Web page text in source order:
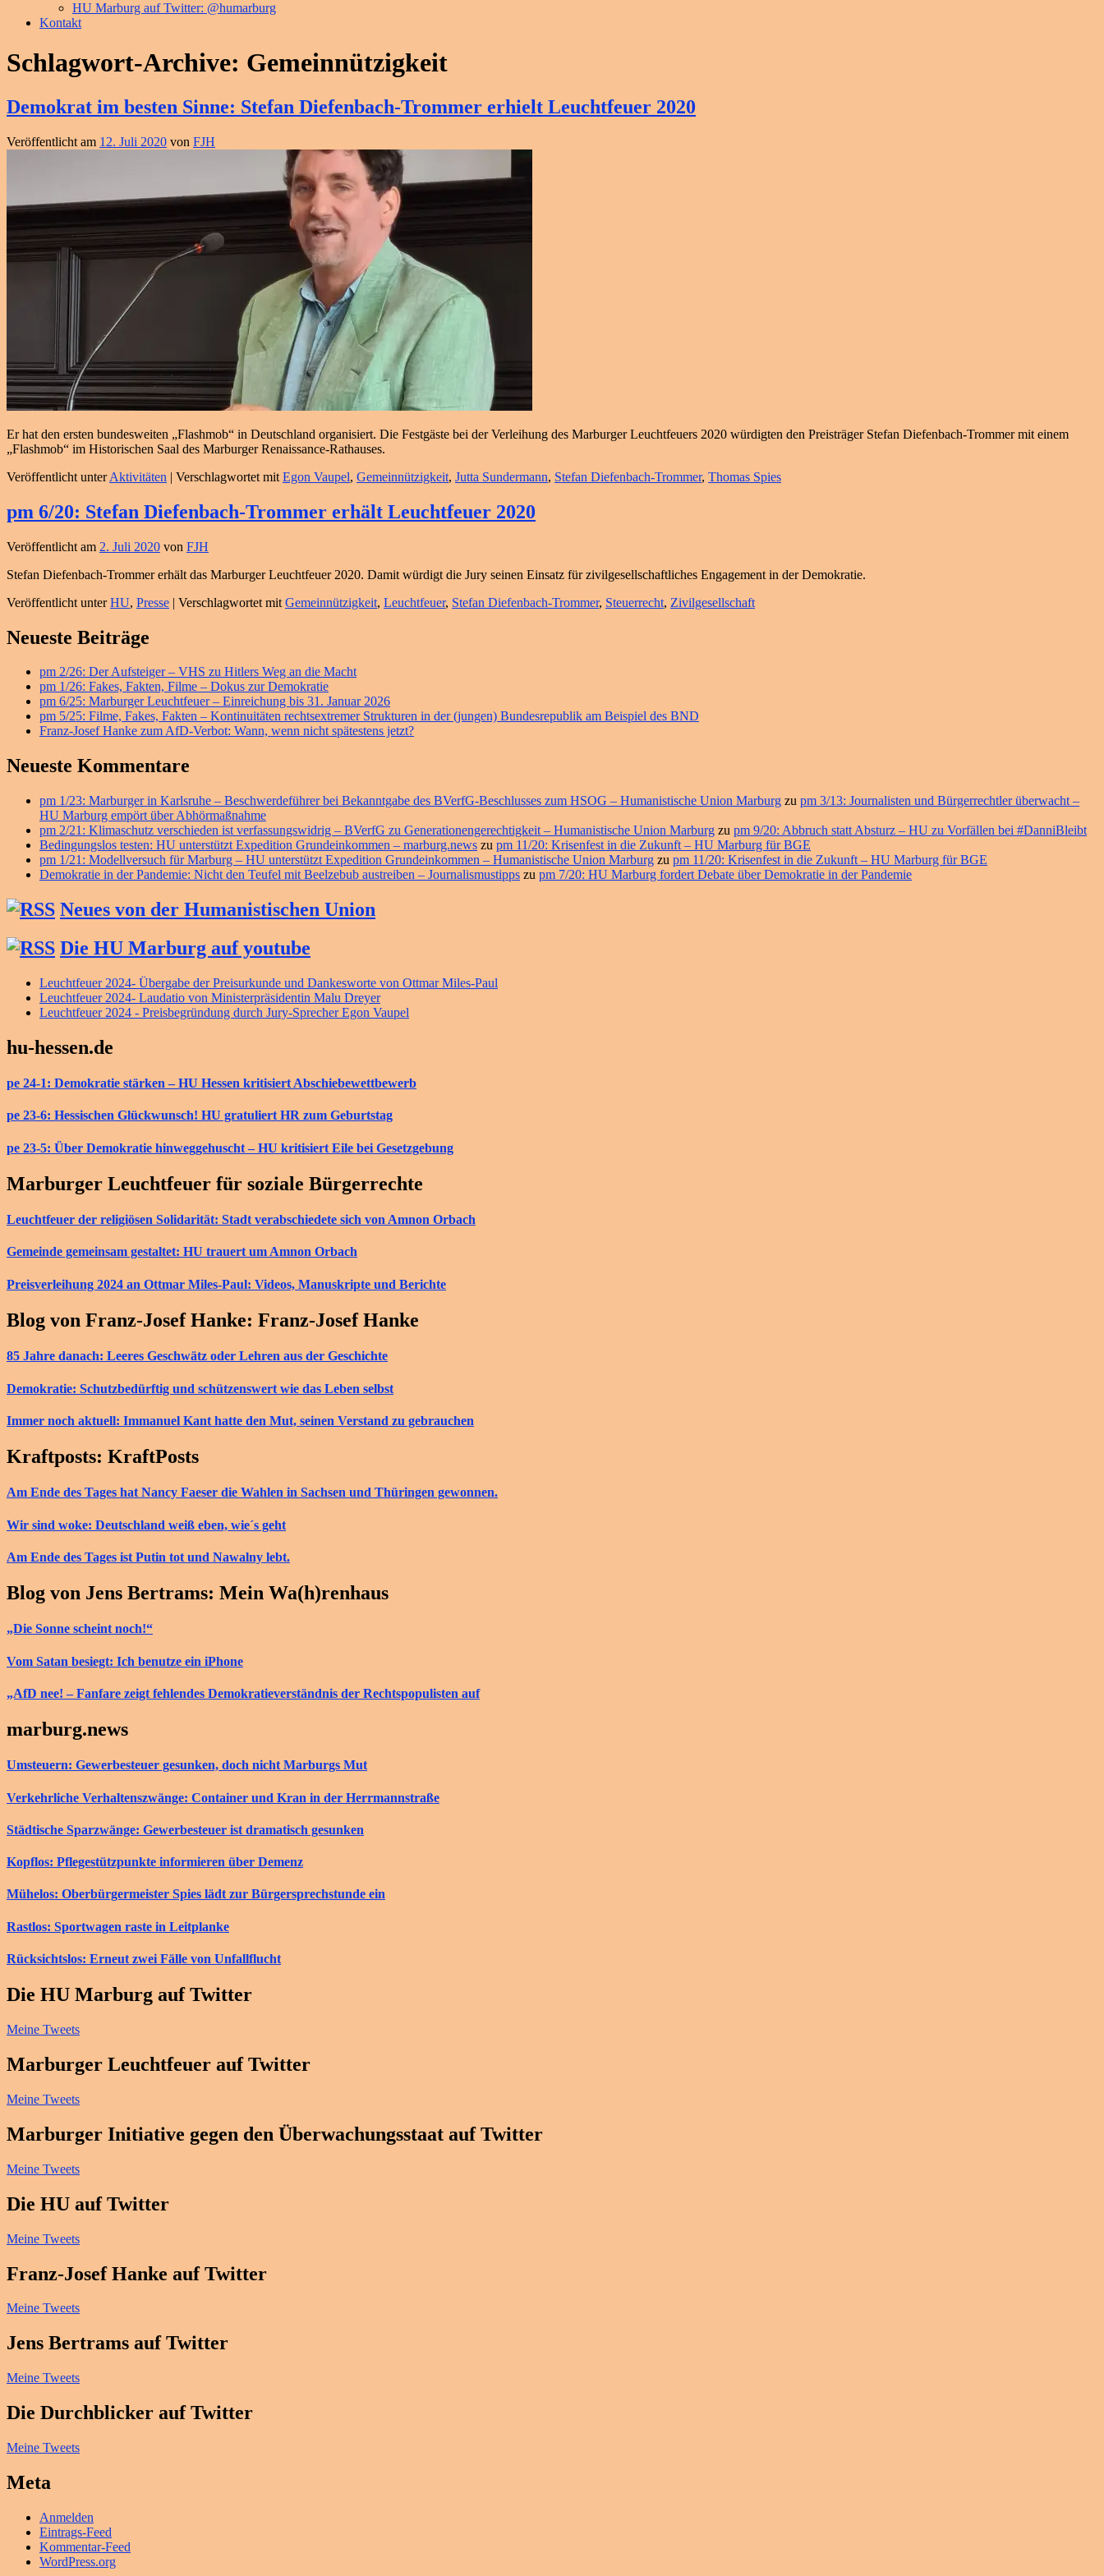
HU Marburg auf Twitter: @humarburg
Kontakt
Schlagwort-Archive: Gemeinnützigkeit
Demokrat im besten Sinne: Stefan Diefenbach-Trommer erhielt Leuchtfeuer 2020
Veröffentlicht am 12. Juli 2020 von FJH
Er hat den ersten bundesweiten „Flashmob“ in Deutschland organisiert. Die Festgäste bei der Verleihung des Marburger Leuchtfeuers 2020 würdigten den Preisträger Stefan Diefenbach-Trommer mit einem
„Flashmob“ im Historischen Saal des Marburger Renaissance-Rathauses.
Veröffentlicht unter Aktivitäten | Verschlagwortet mit Egon Vaupel, Gemeinnützigkeit, Jutta Sundermann, Stefan Diefenbach-Trommer, Thomas Spies
pm 6/20: Stefan Diefenbach-Trommer erhält Leuchtfeuer 2020
Veröffentlicht am 2. Juli 2020 von FJH
Stefan Diefenbach-Trommer erhält das Marburger Leuchtfeuer 2020. Damit würdigt die Jury seinen Einsatz für zivilgesellschaftliches Engagement in der Demokratie.
Veröffentlicht unter HU, Presse | Verschlagwortet mit Gemeinnützigkeit, Leuchtfeuer, Stefan Diefenbach-Trommer, Steuerrecht, Zivilgesellschaft
Primärer
Widget-
Bereich
Neueste Beiträge
pm 2/26: Der Aufsteiger – VHS zu Hitlers Weg an die Macht
pm 1/26: Fakes, Fakten, Filme – Dokus zur Demokratie
pm 6/25: Marburger Leuchtfeuer – Einreichung bis 31. Januar 2026
pm 5/25: Filme, Fakes, Fakten – Kontinuitäten rechtsextremer Strukturen in der (jungen) Bundesrepublik am Beispiel des BND
Franz-Josef Hanke zum AfD-Verbot: Wann, wenn nicht spätestens jetzt?
Neueste Kommentare
pm 1/23: Marburger in Karlsruhe – Beschwerdeführer bei Bekanntgabe des BVerfG-Beschlusses zum HSOG – Humanistische Union Marburg zu pm 3/13: Journalisten und Bürgerrechtler überwacht –
HU Marburg empört über Abhörmaßnahme
pm 2/21: Klimaschutz verschieden ist verfassungswidrig – BVerfG zu Generationengerechtigkeit – Humanistische Union Marburg zu pm 9/20: Abbruch statt Absturz – HU zu Vorfällen bei #DanniBleibt
Bedingungslos testen: HU unterstützt Expedition Grundeinkommen – marburg.news zu pm 11/20: Krisenfest in die Zukunft – HU Marburg für BGE
pm 1/21: Modellversuch für Marburg – HU unterstützt Expedition Grundeinkommen – Humanistische Union Marburg zu pm 11/20: Krisenfest in die Zukunft – HU Marburg für BGE
Demokratie in der Pandemie: Nicht den Teufel mit Beelzebub austreiben – Journalismustipps zu pm 7/20: HU Marburg fordert Debate über Demokratie in der Pandemie
Neues von der Humanistischen Union
Die HU Marburg auf youtube
Leuchtfeuer 2024- Übergabe der Preisurkunde und Dankesworte von Ottmar Miles-Paul
Leuchtfeuer 2024- Laudatio von Ministerpräsidentin Malu Dreyer
Leuchtfeuer 2024 - Preisbegründung durch Jury-Sprecher Egon Vaupel
hu-hessen.de
pe 24-1: Demokratie stärken – HU Hessen kritisiert Abschiebewettbewerb
pe 23-6: Hessischen Glückwunsch! HU gratuliert HR zum Geburtstag
pe 23-5: Über Demokratie hinweggehuscht – HU kritisiert Eile bei Gesetzgebung
Marburger Leuchtfeuer für soziale Bürgerrechte
Leuchtfeuer der religiösen Solidarität: Stadt verabschiedete sich von Amnon Orbach
Gemeinde gemeinsam gestaltet: HU trauert um Amnon Orbach
Preisverleihung 2024 an Ottmar Miles-Paul: Videos, Manuskripte und Berichte
Blog von Franz-Josef Hanke: Franz-Josef Hanke
85 Jahre danach: Leeres Geschwätz oder Lehren aus der Geschichte
Demokratie: Schutzbedürftig und schützenswert wie das Leben selbst
Immer noch aktuell: Immanuel Kant hatte den Mut, seinen Verstand zu gebrauchen
Kraftposts: KraftPosts
Am Ende des Tages hat Nancy Faeser die Wahlen in Sachsen und Thüringen gewonnen.
Wir sind woke: Deutschland weiß eben, wie´s geht
Am Ende des Tages ist Putin tot und Nawalny lebt.
Blog von Jens Bertrams: Mein Wa(h)renhaus
„Die Sonne scheint noch!“
Vom Satan besiegt: Ich benutze ein iPhone
„AfD nee! – Fanfare zeigt fehlendes Demokratieverständnis der Rechtspopulisten auf
marburg.news
Umsteuern: Gewerbesteuer gesunken, doch nicht Marburgs Mut
Verkehrliche Verhaltenszwänge: Container und Kran in der Herrmannstraße
Städtische Sparzwänge: Gewerbesteuer ist dramatisch gesunken
Kopflos: Pflegestützpunkte informieren über Demenz
Mühelos: Oberbürgermeister Spies lädt zur Bürgersprechstunde ein
Rastlos: Sportwagen raste in Leitplanke
Rücksichtslos: Erneut zwei Fälle von Unfallflucht
Die HU Marburg auf Twitter
Meine Tweets
Marburger Leuchtfeuer auf Twitter
Meine Tweets
Marburger Initiative gegen den Überwachungsstaat auf Twitter
Meine Tweets
Die HU auf Twitter
Meine Tweets
Franz-Josef Hanke auf Twitter
Meine Tweets
Jens Bertrams auf Twitter
Meine Tweets
Die Durchblicker auf Twitter
Meine Tweets
Meta
Anmelden
Eintrags-Feed
Kommentar-Feed
WordPress.org